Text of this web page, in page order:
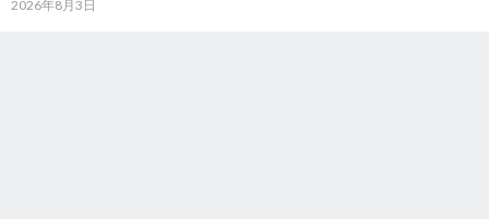
2026年8月3日